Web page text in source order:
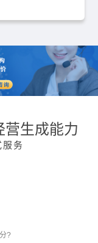
营生成能力
务
?